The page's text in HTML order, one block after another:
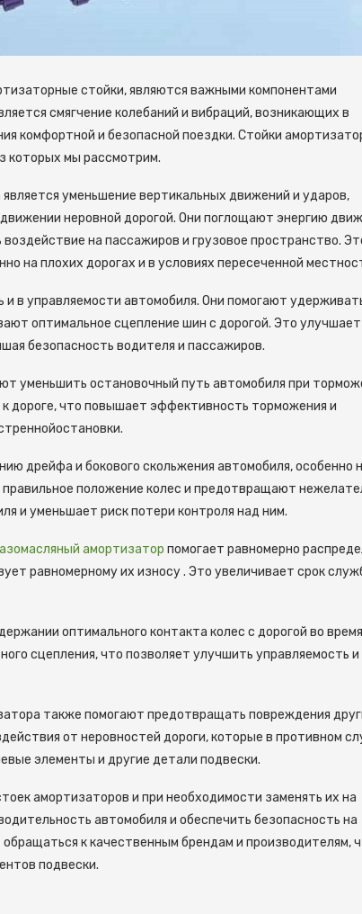
стойки, являются важными компонентами
смягчение колебаний и вибраций, возникающих в
комфортной и безопасной поездки. Стойки
которых мы рассмотрим.
уменьшение вертикальных движений и ударов,
неровной дорогой. Они поглощают энергию
на пассажиров и грузовое пространство.
на плохих дорогах и в условиях пересеченной
в управляемости автомобиля. Они помогают
оптимальное сцепление шин с дорогой. Это улучшает
безопасность водителя и пассажиров.
уменьшить остановочный путь автомобиля при
дороге, что повышает эффективность торможения и
дрейфа и бокового скольжения автомобиля, особенно
положение колес и предотвращают
и уменьшает риск потери контроля над ним.
амортизатор помогает равномерно
равномерному их износу . Это увеличивает срок
оптимального контакта колес с дорогой во время
сцепления, что позволяет улучшить управляемость и
также помогают предотвращать повреждения
от неровностей дороги, которые в противном
элементы и другие детали подвески.
амортизаторов и при необходимости заменять их на
автомобиля и обеспечить безопасность на
к качественным брендам и производителям,
подвески.